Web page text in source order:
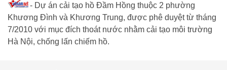
- Dự án cải tạo hồ Đầm Hồng thuộc 2 phường
Khương Đình và Khương Trung, được phê duyệt từ tháng
7/2010 với mục đích thoát nước nhằm cải tạo môi trường
Hà Nội, chống lấn chiếm hồ.